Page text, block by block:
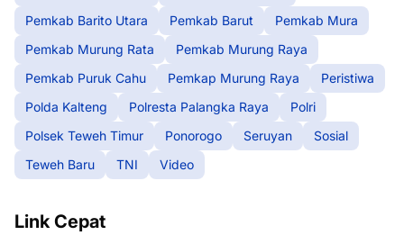
Pemkab Barito Utara
Pemkab Barut
Pemkab Mura
Pemkab Murung Rata
Pemkab Murung Raya
Pemkab Puruk Cahu
Pemkap Murung Raya
Peristiwa
Polda Kalteng
Polresta Palangka Raya
Polri
Polsek Teweh Timur
Ponorogo Seruyan
Sosial
Teweh Baru
TNI Video
Link Cepat